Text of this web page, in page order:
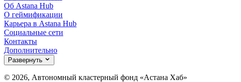
Об Astana Hub
О геймификации
Карьера в Astana Hub
Социальные сети
Контакты
Дополнительно
Развернуть
© 2026, Автономный кластерный фонд «Астана Хаб»